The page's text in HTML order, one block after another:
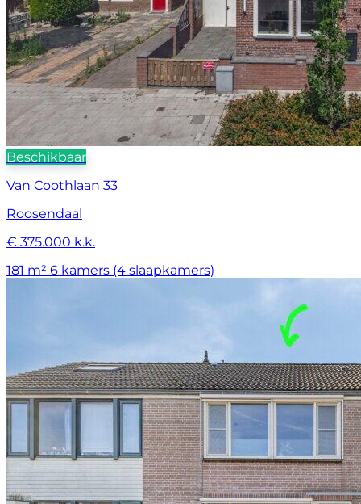
Beschikbaar
Van Coothlaan 33
Roosendaal
€ 375.000 k.k.
181 m² 6 kamers (4 slaapkamers)